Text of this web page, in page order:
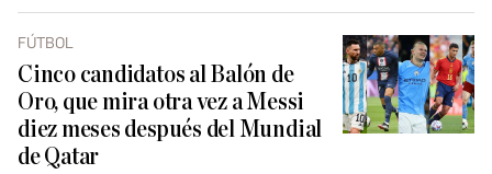
FÚTBOL
Cinco candidatos al Balón de
Oro, que mira otra vez a Messi
diez meses después del Mundial
de Qatar